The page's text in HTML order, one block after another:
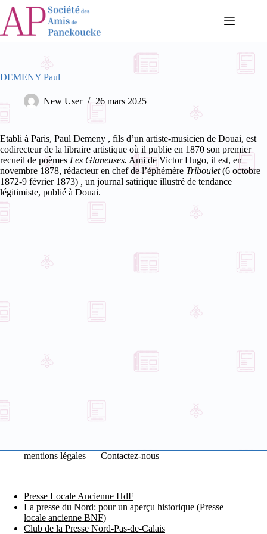
Passer
contenu
DEMENY Paul
New User 26 mars 2025
Etabli à Paris, Paul Demeny , fils d’un artiste-musicien de Douai, est
codirecteur de la libraire artistique où il publie en 1870 son premier
recueil de poèmes Les Glaneuses. Ami de Victor Hugo, il est, en
novembre 1878, rédacteur en chef de l’éphémère Triboulet (6 octobre
1872-9 février 1873)
un journal satirique illustré de tendance
légitimiste, publié à Douai.
mentions légales Contactez-nous
Presse Locale Ancienne HdF
La presse du Nord: pour un aperçu historique (Presse
locale ancienne BNF)
Club de la Presse Nord-Pas-de-Calais